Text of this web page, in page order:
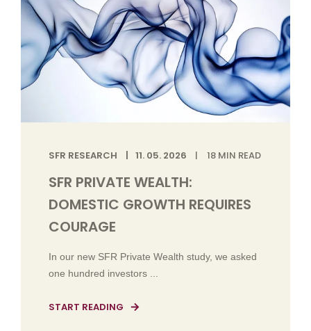
SFR RESEARCH 11. 05. 2026 18 MIN READ
SFR PRIVATE WEALTH:
DOMESTIC GROWTH REQUIRES
COURAGE
In our new SFR Private Wealth study, we asked
one hundred investors ...
START READING